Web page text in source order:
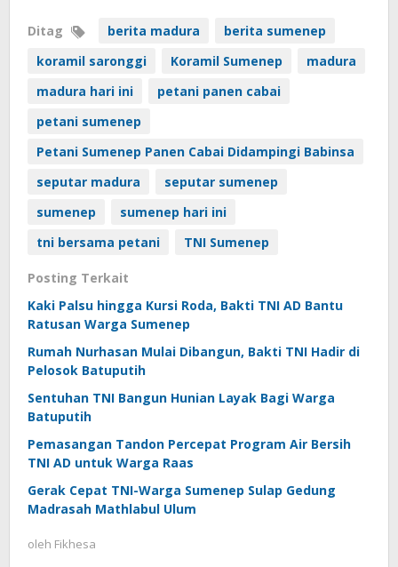
Ditag berita madura
berita sumenep
koramil saronggi
Koramil Sumenep
madura
madura hari ini
petani panen cabai
petani sumenep
Petani Sumenep Panen Cabai Didampingi Babinsa
seputar madura
seputar sumenep
sumenep
sumenep hari ini
tni bersama petani
TNI Sumenep
Posting Terkait
Kaki Palsu hingga Kursi Roda, Bakti TNI AD Bantu
Ratusan Warga Sumenep
Rumah Nurhasan Mulai Dibangun, Bakti TNI Hadir di
Pelosok Batuputih
Sentuhan TNI Bangun Hunian Layak Bagi Warga
Batuputih
Pemasangan Tandon Percepat Program Air Bersih
TNI AD untuk Warga Raas
Gerak Cepat TNI-Warga Sumenep Sulap Gedung
Madrasah Mathlabul Ulum
oleh Fikhesa